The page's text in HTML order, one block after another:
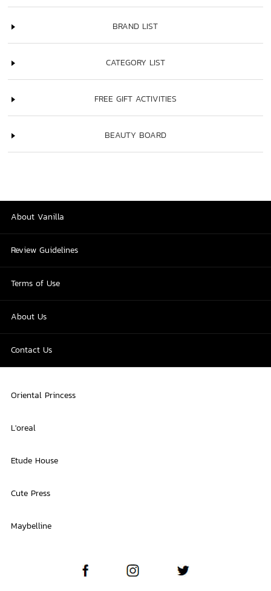
BRAND LIST
CATEGORY LIST
FREE GIFT ACTIVITIES
BEAUTY BOARD
About Vanilla
Review Guidelines
Terms of Use
About Us
Contact Us
Oriental Princess
L'oreal
Etude House
Cute Press
Maybelline